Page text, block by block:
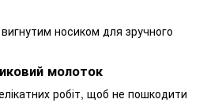
носиком для зручного
молоток
робіт, щоб не пошкодити